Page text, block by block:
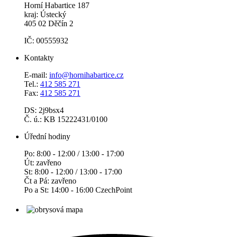
Horní Habartice 187
kraj: Ústecký
405 02 Děčín 2
IČ: 00555932
Kontakty
E-mail: info@hornihabartice.cz
Tel.: 412 585 271
Fax: 412 585 271
DS: 2j9bsx4
Č. ú.: KB 15222431/0100
Úřední hodiny
Po: 8:00 - 12:00 / 13:00 - 17:00
Út: zavřeno
St: 8:00 - 12:00 / 13:00 - 17:00
Čt a Pá: zavřeno
Po a St: 14:00 - 16:00 CzechPoint